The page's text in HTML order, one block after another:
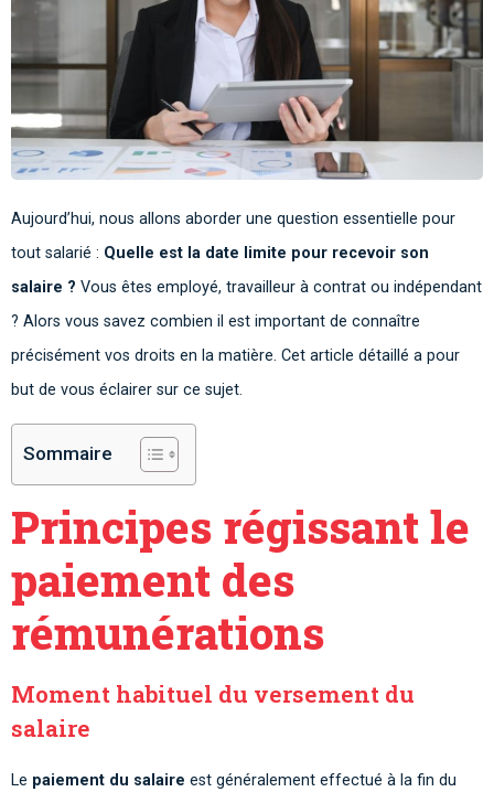
Aujourd’hui, nous allons aborder une question essentielle pour
tout salarié : Quelle est la date limite pour recevoir son
salaire ? Vous êtes employé, travailleur à contrat ou indépendant
? Alors vous savez combien il est important de connaître
précisément vos droits en la matière. Cet article détaillé a pour
but de vous éclairer sur ce sujet.
Sommaire
Principes régissant le
paiement des
rémunérations
Moment habituel du versement du
salaire
Le paiement du salaire est généralement effectué à la fin du